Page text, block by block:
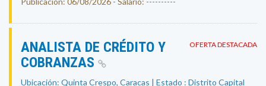
OFERTA DESTACADA
ANALISTA DE CRÉDITO Y
COBRANZAS
Ubicación: Quinta Crespo, Caracas | Estado : Distrito Capital